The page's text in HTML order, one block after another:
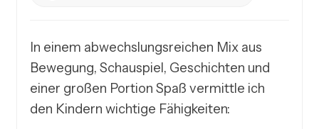
In einem abwechslungsreichen Mix aus
Bewegung, Schauspiel, Geschichten und
einer großen Portion Spaß vermittle ich
den Kindern wichtige Fähigkeiten: